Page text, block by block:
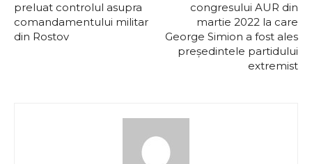
preluat controlul asupra
comandamentului militar
din Rostov
congresului AUR din
martie 2022 la care
George Simion a fost ales
președintele partidului
extremist